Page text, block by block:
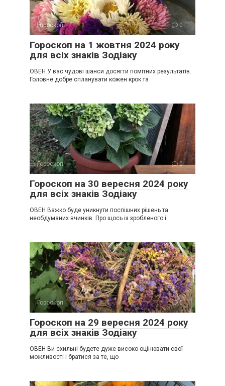
Гороскоп 0
Гороскоп на 1 жовтня 2024 року
для всіх знаків Зодіаку
ОВЕН У вас чудові шанси досягти помітних результатів.
Головне добре спланувати кожен крок та
Гороскоп 0
Гороскоп на 30 вересня 2024 року
для всіх знаків Зодіаку
ОВЕН Важко буде уникнути поспішних рішень та
необдуманих вчинків. Про щось із зробленого і
Гороскоп 0
Гороскоп на 29 вересня 2024 року
для всіх знаків Зодіаку
ОВЕН Ви схильні будете дуже високо оцінювати свої
можливості і братися за те, що